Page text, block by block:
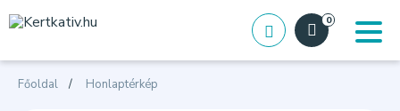
0
Főoldal Honlaptérkép